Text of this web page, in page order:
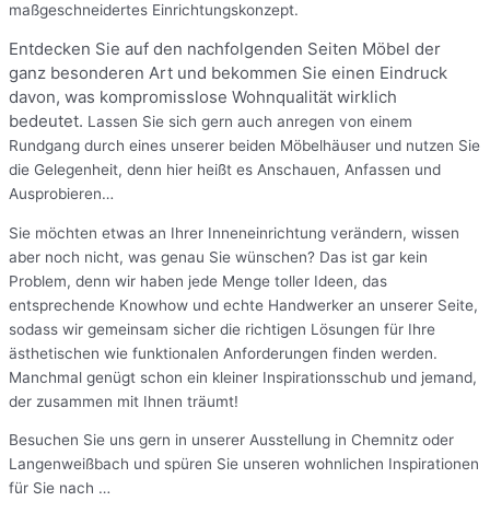
maßgeschneidertes Einrichtungskonzept.
Entdecken Sie auf den nachfolgenden Seiten Möbel der
ganz besonderen Art und bekommen Sie einen Eindruck
davon, was kompromisslose Wohnqualität wirklich
bedeutet. Lassen Sie sich gern auch anregen von einem
Rundgang durch eines unserer beiden Möbelhäuser und nutzen Sie
die Gelegenheit, denn hier heißt es Anschauen, Anfassen und
Ausprobieren…
Sie möchten etwas an Ihrer Inneneinrichtung verändern, wissen
aber noch nicht, was genau Sie wünschen? Das ist gar kein
Problem, denn wir haben jede Menge toller Ideen, das
entsprechende Knowhow und echte Handwerker an unserer Seite,
sodass wir gemeinsam sicher die richtigen Lösungen für Ihre
ästhetischen wie funktionalen Anforderungen finden werden.
Manchmal genügt schon ein kleiner Inspirationsschub und jemand,
der zusammen mit Ihnen träumt!
Besuchen Sie uns gern in unserer Ausstellung in Chemnitz oder
Langenweißbach und spüren Sie unseren wohnlichen Inspirationen
für Sie nach …